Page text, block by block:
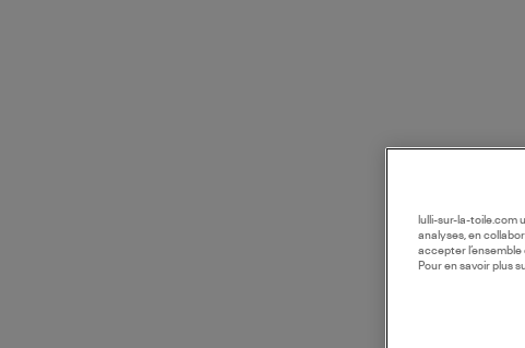
lulli-sur-la-toile.com
analyses, en
accepter
Pour en savoir plus